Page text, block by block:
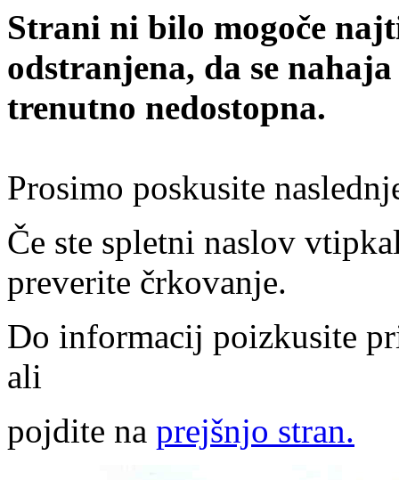
Strani ni bilo mogoče
odstranjena, da se
trenutno nedostopna.
Prosimo poskusite
Če ste spletni naslov
preverite črkovanje.
Do informacij poizkusite
ali
pojdite na prejšnjo stran.